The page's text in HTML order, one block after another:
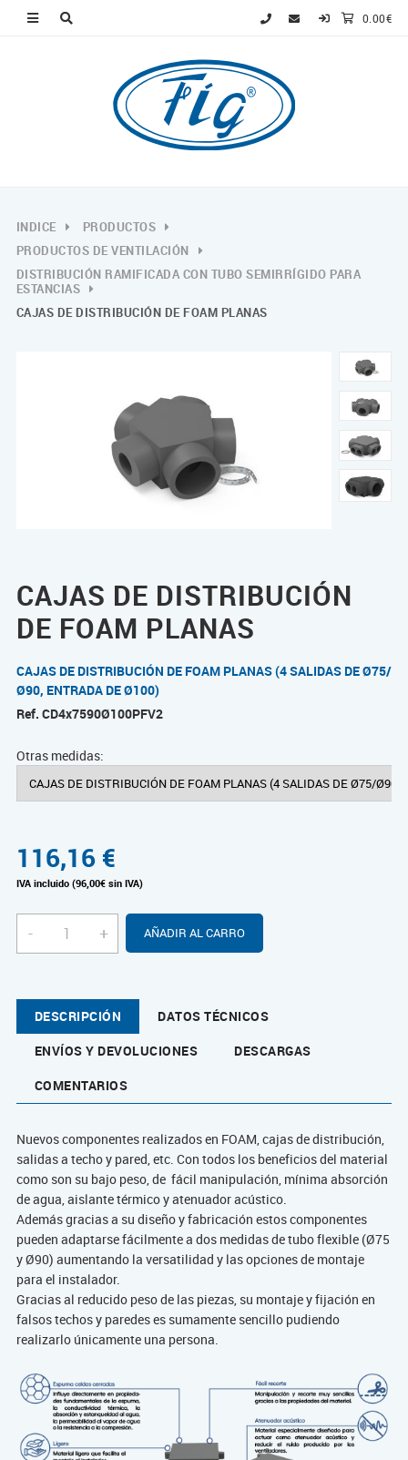
0.00€
INDICE
PRODUCTOS
PRODUCTOS DE VENTILACIÓN
DISTRIBUCIÓN RAMIFICADA CON TUBO SEMIRRÍGIDO PARA
ESTANCIAS
CAJAS DE DISTRIBUCIÓN DE FOAM PLANAS
CAJAS DE DISTRIBUCIÓN
DE FOAM PLANAS
CAJAS DE DISTRIBUCIÓN DE FOAM PLANAS (4 SALIDAS DE Ø75/
Ø90, ENTRADA DE Ø100)
Ref. CD4x7590Ø100PFV2
Otras medidas:
116,16 €
IVA incluido (96,00€ sin IVA)
- + AÑADIR AL CARRO
DESCRIPCIÓN
DATOS TÉCNICOS
ENVÍOS Y DEVOLUCIONES
DESCARGAS
COMENTARIOS
Nuevos componentes realizados en FOAM, cajas de distribución,
salidas a techo y pared, etc. Con todos los beneficios del material
como son su bajo peso, de fácil manipulación, mínima absorción
de agua, aislante térmico y atenuador acústico.
Además gracias a su diseño y fabricación estos componentes
pueden adaptarse fácilmente a dos medidas de tubo flexible (Ø75
y Ø90) aumentando la versatilidad y las opciones de montaje
para el instalador.
Gracias al reducido peso de las piezas, su montaje y fijación en
falsos techos y paredes es sumamente sencillo pudiendo
realizarlo únicamente una persona.